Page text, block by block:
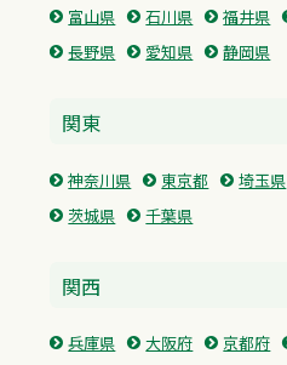
富山県 石川県 福井県
長野県
愛知県 静岡県
関東
神奈川県 東京都 埼玉県
茨城県
千葉県
関西
兵庫県 大阪府 京都府